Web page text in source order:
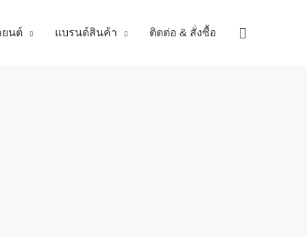
ยนต์ แบรนด์สินค้า ติดต่อ & สั่งซื้อ Search